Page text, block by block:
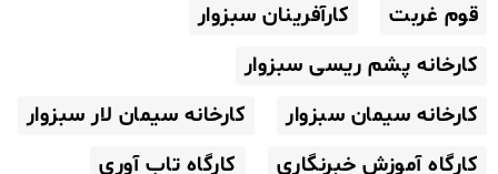
قوم غربت
کارآفرینان سبزوار
کارخانه پشم ریسی سبزوار
کارخانه سیمان سبزوار
کارخانه سیمان لار سبزوار
کارگاه آموزش خبرنگاری
کارگاه تاب آوری